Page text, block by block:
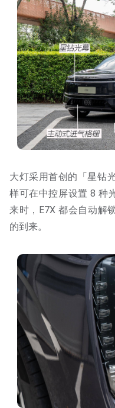
大灯采用首创的「星钻
样可在中控屏设置 8 种
来时，E7X 都会自动解
的到来。